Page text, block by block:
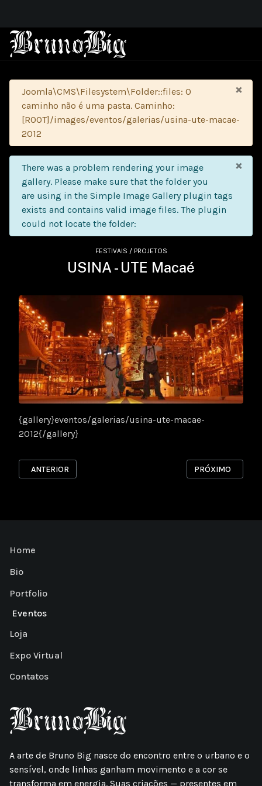
×
Atenção
Joomla\CMS\Filesystem\Folder::files: O
caminho não é uma pasta. Caminho:
[ROOT]/images/eventos/galerias/usina-ute-macae-
2012
×
info
There was a problem rendering your image
gallery. Please make sure that the folder you
are using in the Simple Image Gallery plugin tags
exists and contains valid image files. The plugin
could not locate the folder:
FESTIVAIS / PROJETOS
USINA - UTE Macaé
{gallery}eventos/galerias/usina-ute-macae-
2012{/gallery}
ARTIGO ANTERIOR: PARIS HIP-HOP 2012 STALINGRAD
ANTERIOR PRÓXIMO
PRÓXIMO
Home
Bio
Portfolio
Eventos
Loja
Expo Virtual
Contatos
A arte de Bruno Big nasce do encontro entre o urbano e o
sensível, onde linhas ganham movimento e a cor se
transforma em energia. Suas criações — presentes em